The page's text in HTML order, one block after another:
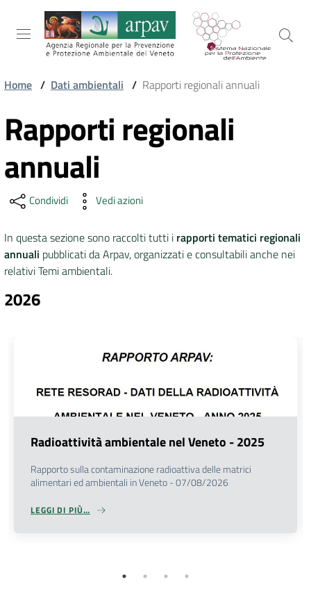
Salta al contenuto
Salta alla navigazione
Salta al footer
TEMI
AMBIENTALI
TERRITORIO
Seguici
Home / Dati ambientali / Rapporti regionali annuali
Vai al contenuto
Rapporti regionali
annuali
Condividi Vedi azioni
In questa sezione sono raccolti tutti i rapporti tematici regionali
annuali pubblicati da Arpav, organizzati e consultabili anche nei
relativi Temi ambientali.
2026
Radioattività ambientale nel Veneto - 2025
Rapporto sulla contaminazione radioattiva delle matrici
alimentari ed ambientali in Veneto - 07/08/2026
LEGGI DI PIÙ…